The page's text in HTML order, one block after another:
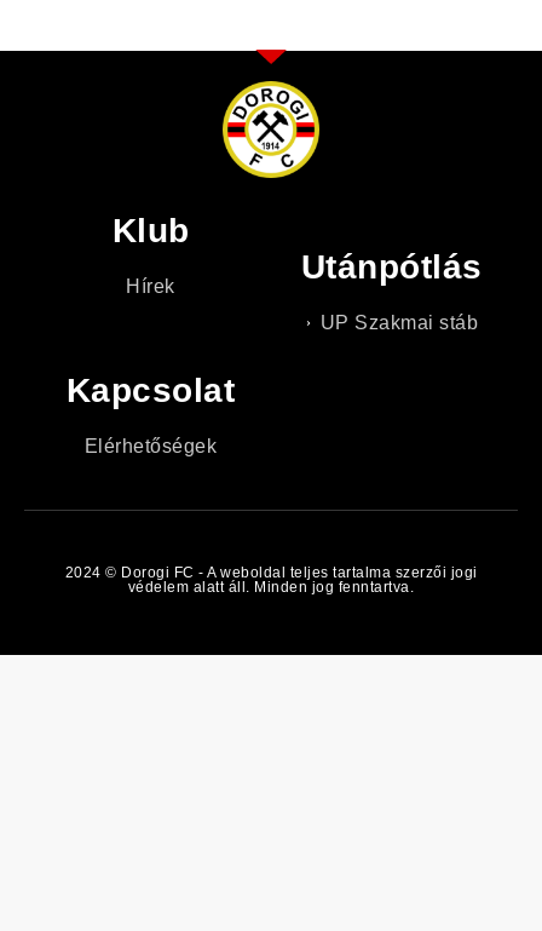
Klub
Hírek
Utánpótlás
UP Szakmai stáb
Kapcsolat
Elérhetőségek
2024 © Dorogi FC - A weboldal teljes tartalma szerzői jogi
védelem alatt áll. Minden jog fenntartva.